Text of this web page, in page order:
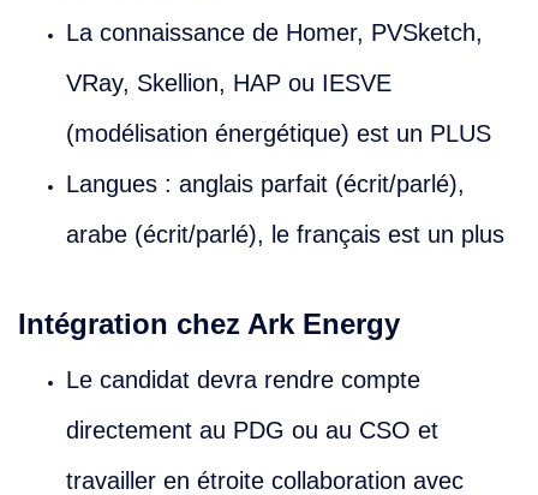
La connaissance de Homer, PVSketch,
VRay, Skellion, HAP ou IESVE
(modélisation énergétique) est un PLUS
Langues : anglais parfait (écrit/parlé),
arabe (écrit/parlé), le français est un plus
Intégration chez Ark Energy
Le candidat devra rendre compte
directement au PDG ou au CSO et
travailler en étroite collaboration avec